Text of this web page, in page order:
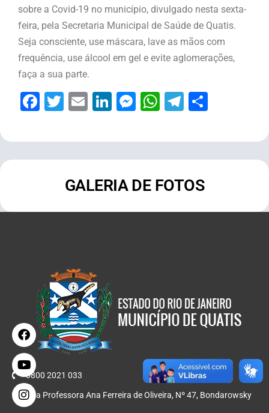
sobre a Covid-19 no município, divulgado nesta sexta-
feira, pela Secretaria Municipal de Saúde de Quatis.
Seja consciente, use máscara, lave as mãos com
frequência, use álcool em gel e evite aglomerações,
faça a sua parte.
Facebook
Twitter
EmailLinkedIn
Messenger
WhatsApp
Telegram
GALERIA DE FOTOS
0800 2021 033
Rua Professora Ana Ferreira de Oliveira, Nº 47, Bondarowsky